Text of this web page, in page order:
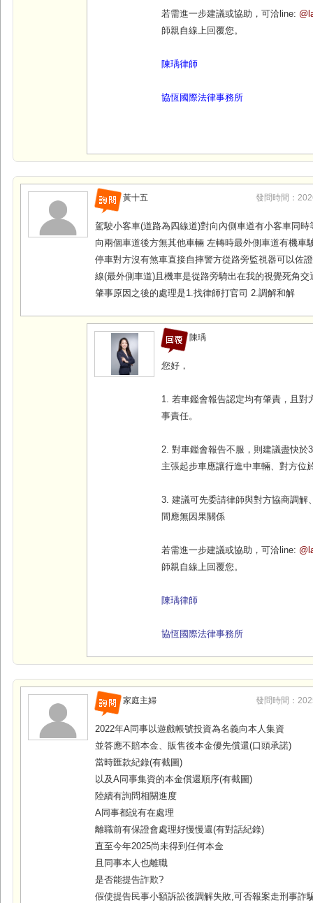
若需進一步建議或協助，可洽line:
師親自線上回覆您。
陳瑀律師
協恆國際法律事務所
黃十五 發問時間：
駕駛小客車(道路為四線道)對向內側車道有小客車同
向兩個車道後方無其他車輛 左轉時最外側車道有機車
停車對方沒有煞車直接自摔警方從路旁監視器可以佐
線(最外側車道)且機車是從路旁騎出在我的視覺死角交
肇事原因之後的處理是1.找律師打官司 2.調解和解
陳瑀
您好，
1. 若車鑑會報告認定均有肇責，且
事責任。
2. 對車鑑會報告不服，則建議盡快於
主張起步車應讓行進中車輛、對方位
3. 建議可先委請律師與對方協商調解
間應無因果關係
若需進一步建議或協助，可洽line:
師親自線上回覆您。
陳瑀律師
協恆國際法律事務所
家庭主婦 發問時間：
2022年A同事以遊戲帳號投資為名義向本人集資
並答應不賠本金、販售後本金優先償還(口頭承諾)
當時匯款紀錄(有截圖)
以及A同事集資的本金償還順序(有截圖)
陸續有詢問相關進度
A同事都說有在處理
離職前有保證會處理好慢慢還(有對話紀錄)
直至今年2025尚未得到任何本金
且同事本人也離職
是否能提告詐欺?
假使提告民事小額訴訟後調解失敗,可否報案走刑事詐